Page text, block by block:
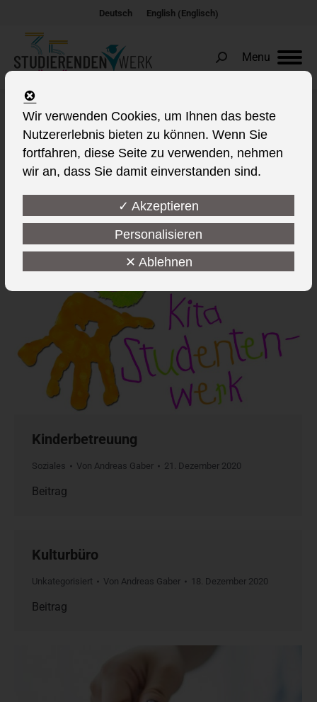
Deutsch English(Englisch)
Menu
Search:
Autoren-Archive:Andreas Gaber
Sie befinden sich hier:
Kinderbetreuung
Soziales Von Andreas Gaber 21. Dezember 2020
Beitrag
Kulturbüro
Unkategorisiert Von Andreas Gaber 18. Dezember 2020
Beitrag
Wir verwenden Cookies, um Ihnen das beste
Nutzererlebnis bieten zu können. Wenn Sie
fortfahren, diese Seite zu verwenden, nehmen
wir an, dass Sie damit einverstanden sind.
✓ Akzeptieren
Personalisieren
✕ Ablehnen